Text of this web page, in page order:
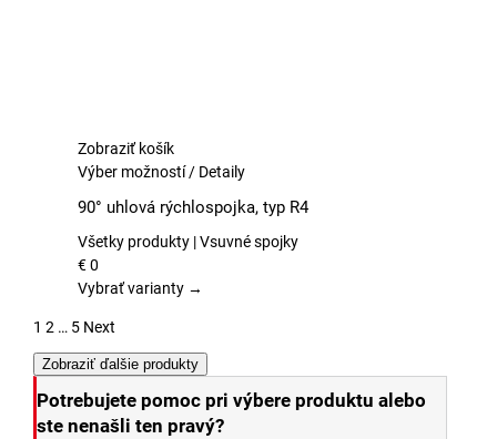
Zobraziť košík
Výber možností Tento
má
viacero
Možnosti
vybrať
na
stránke
produktu.
/Detaily
90° uhlová rýchlospojka, typ R4
Všetky produkty | Vsuvné spojky
€0
Vybrať varianty →
1 2 … 5 Next
Zobraziť ďalšie produkty
Potrebujete pomoc pri výbere produktu alebo
ste nenašli ten pravý?